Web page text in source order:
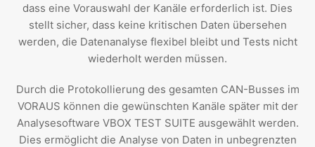
dass eine Vorauswahl der Kanäle erforderlich ist. Dies
stellt sicher, dass keine kritischen Daten übersehen
werden, die Datenanalyse flexibel bleibt und Tests nicht
wiederholt werden müssen.
Durch die Protokollierung des gesamten CAN-Busses im
VORAUS können die gewünschten Kanäle später mit der
Analysesoftware VBOX TEST SUITE ausgewählt werden.
Dies ermöglicht die Analyse von Daten in unbegrenzten